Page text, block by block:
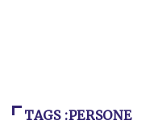
TAGS :PERSONE